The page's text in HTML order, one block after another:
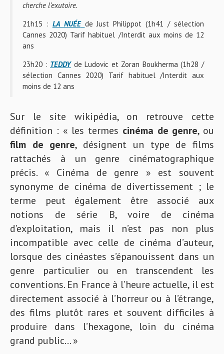
cherche l’exutoire.
21h15 : LA NUÉE de Just Philippot (1h41 / sélection
Cannes 2020) Tarif habituel /Interdit aux moins de 12
ans
23h20 : TEDDYde Ludovic et Zoran Boukherma (1h28 /
sélection Cannes 2020) Tarif habituel /Interdit aux
moins de 12 ans
Sur le site wikipédia, on retrouve cette
définition : « les termes cinéma de genre, ou
film de genre, désignent un type de films
rattachés à un genre cinématographique
précis. « Cinéma de genre » est souvent
synonyme de cinéma de divertissement ; le
terme peut également être associé aux
notions de série B, voire de cinéma
d’exploitation, mais il n’est pas non plus
incompatible avec celle de cinéma d’auteur,
lorsque des cinéastes s’épanouissent dans un
genre particulier ou en transcendent les
conventions. En France à l’heure actuelle, il est
directement associé à l’horreur ou à l’étrange,
des films plutôt rares et souvent difficiles à
produire dans l’hexagone, loin du cinéma
grand public… »